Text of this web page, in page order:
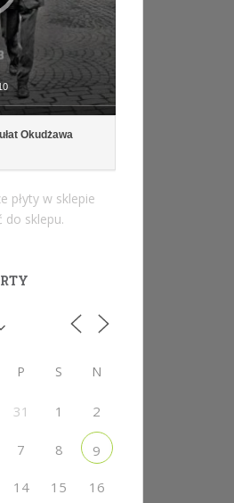
Okudżawa
płyty w sklepie
do sklepu.
P S N
31 1 2
7 8 9
14 15 16